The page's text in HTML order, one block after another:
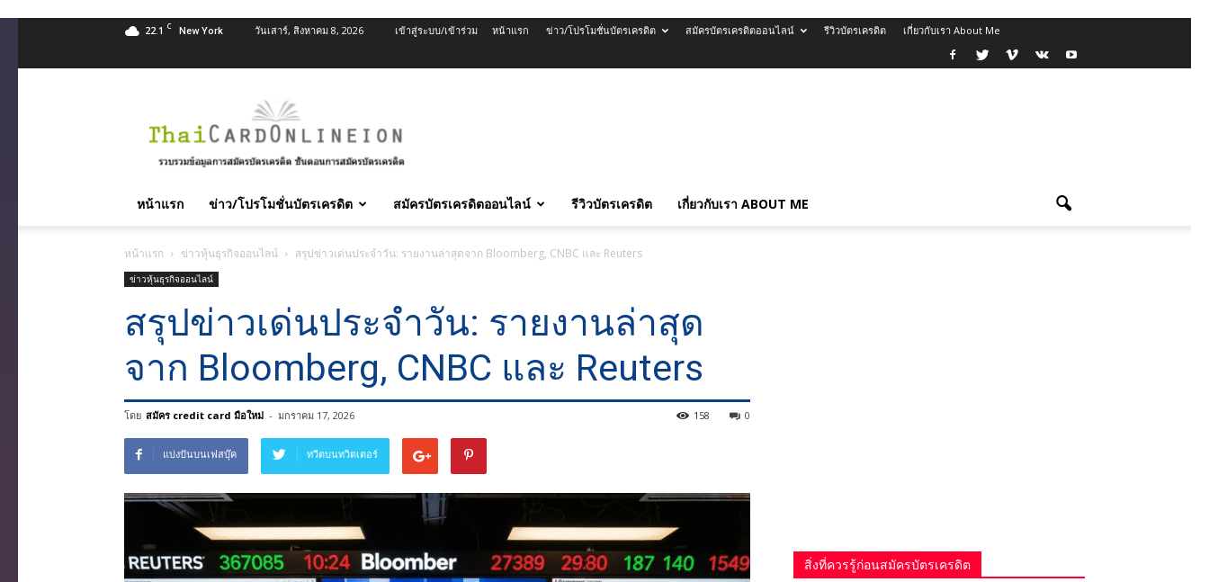
22.1 C New York วันเสาร์, สิงหาคม 8, 2026 เข้าสู่ระบบ/เข้าร่วม หน้าแรก ข่าว/โปรโมชั่นบัตรเครดิต สมัครบัตรเครดิตออนไลน์ รีวิวบัตรเครดิต เกี่ยวกับเรา About Me
เครดิต
บัตร
เงินสด
เชื่อ
บุคคล
ธนาคาร
อนุมัติ
เร็ว
บริการ
ฟรี
หน้าแรก ข่าว/โปรโมชั่นบัตรเครดิต สมัครบัตรเครดิตออนไลน์ รีวิวบัตรเครดิต เกี่ยวกับเรา ABOUT ME
หน้าแรก ข่าวหุ้นธุรกิจออนไลน์ สรุปข่าวเด่นประจำวัน: รายงานล่าสุดจาก Bloomberg, CNBC และ Reuters
ข่าวหุ้นธุรกิจออนไลน์
สรุปข่าวเด่นประจำวัน: รายงานล่าสุด
จาก Bloomberg, CNBC และ Reuters
โดย สมัคร credit card มือใหม่ - มกราคม 17, 2026 0
158
แบ่งปันบนเฟสบุ๊ค ทวีตบนทวิตเตอร์
สิ่งที่ควรรู้ก่อนสมัครบัตรเครดิต